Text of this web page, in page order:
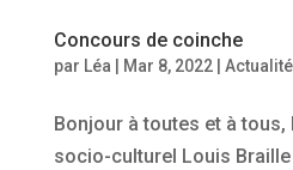
Concours de coinche
par Léa Mar 8, 2022|
Bonjour à toutes et à tous,
socio-culturel Louis